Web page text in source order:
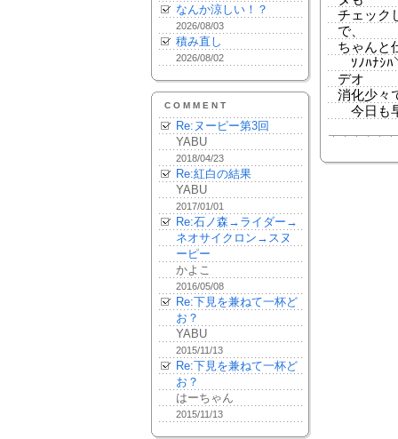
なんか涼しい！？
2026/08/03
積み直し
2026/08/02
COMMENT
Re:ヌーピー第3回
YABU
2018/04/23
Re:紅白の結果
YABU
2017/01/01
Re:石ノ森→ライダー→
ネオサイクロン→スヌ
ーピー
かよこ
2016/05/08
Re:下見を兼ねて一杯ど
お？
YABU
2015/11/13
Re:下見を兼ねて一杯ど
お？
はーちゃん
2015/11/13
チェック
で、
ちゃんと
ｿﾉﾊﾅｼﾊ
デオ
消化少々
今日も